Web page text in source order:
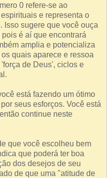
0 refere-se ao
e representa o
Isso sugere que você ouça
é aí que encontrará
amplia e potencializa
quais aparece e ressoa
de Deus', ciclos e
está fazendo um ótimo
seus esforços. Você está
continue neste
que você escolheu bem
que poderá ter boa
dos desejos de seu
de que uma "atitude de